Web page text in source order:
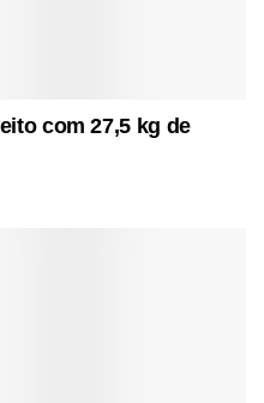
com 27,5 kg de